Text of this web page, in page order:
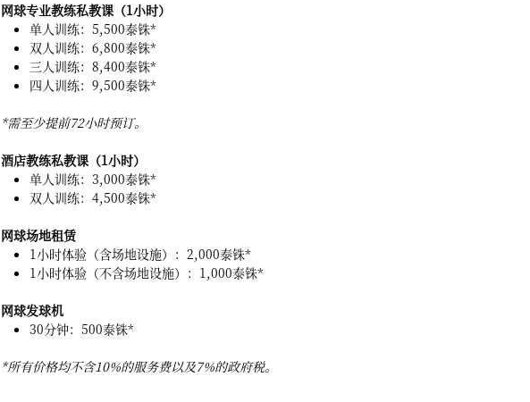
网球专业教练私教课（1小时）
单人训练：5,500泰铢*
双人训练：6,800泰铢*
三人训练：8,400泰铢*
四人训练：9,500泰铢*
*需至少提前72小时预订。
酒店教练私教课（1小时）
单人训练：3,000泰铢*
双人训练：4,500泰铢*
网球场地租赁
1小时体验（含场地设施）：2,000泰铢*
1小时体验（不含场地设施）：1,000泰铢*
网球发球机
30分钟：500泰铢*
*所有价格均不含10%的服务费以及7%的政府税。